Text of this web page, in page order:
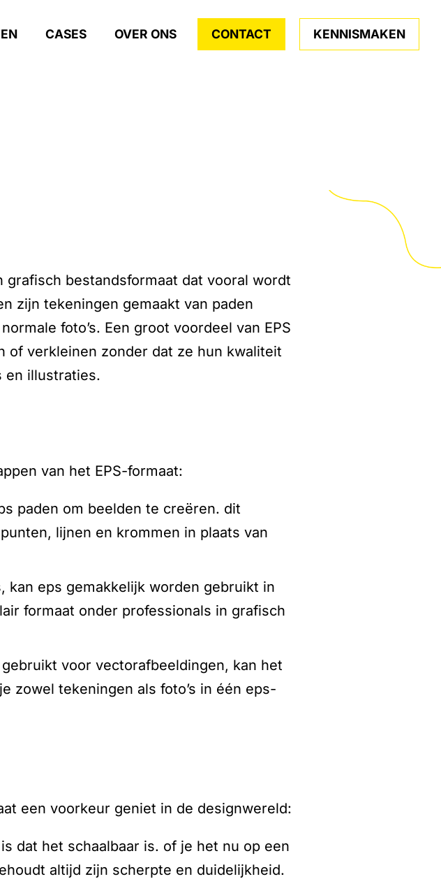
CASES OVER ONS CONTACT KENNISMAKEN
grafisch bestandsformaat dat vooral wordt
zijn tekeningen gemaakt van paden
foto’s. Een groot voordeel van EPS
of verkleinen zonder dat ze hun kwaliteit
en illustraties.
van het EPS-formaat:
paden om beelden te creëren. dit
lijnen en krommen in plaats van
eps gemakkelijk worden gebruikt in
formaat onder professionals in grafisch
voor vectorafbeeldingen, kan het
zowel tekeningen als foto’s in één eps-
een voorkeur geniet in de designwereld:
dat het schaalbaar is. of je het nu op een
altijd zijn scherpte en duidelijkheid.